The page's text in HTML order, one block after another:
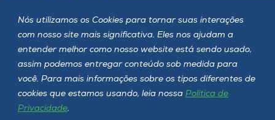
Nós utilizamos os Cookies para tornar suas interações
com nosso site mais significativa. Eles nos ajudam a
entender melhor como nosso website está sendo usado,
assim podemos entregar conteúdo sob medida para
você. Para mais informações sobre os tipos diferentes de
cookies que estamos usando, leia nossa Política de
Privacidade.